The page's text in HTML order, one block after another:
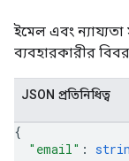
ইমেল এবং
ব্যবহারকারীর
JSON প্রতিনিধিত্ব
{
"email" :